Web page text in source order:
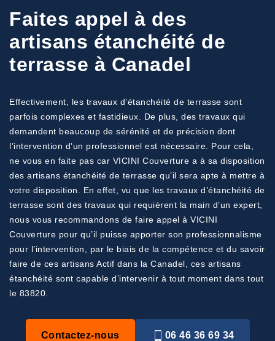
Faites appel à des
artisans étanchéité de
terrasse à Canadel
Effectivement, les travaux d’étanchéité de terrasse sont
parfois complexes et fastidieux. De plus, des travaux qui
demandent beaucoup de sérénité et de précision dont
l’intervention d’un professionnel est nécessaire. Pour cela,
ne vous en faite pas car VICINI Couverture a à sa disposition
des artisans étanchéité de terrasse qu’il sera apte à mettre à
votre disposition. En effet, vu que les travaux d’étanchéité de
terrasse sont des travaux qui requièrent la main d’un expert,
nous vous recommandons de faire appel à VICINI
Couverture pour qu’il puisse apporter son professionnalisme
pour l’intervention, par le biais de la compétence et du savoir
faire de ces artisans Actif dans la Canadel, ces artisans
étanchéité sont capable d’intervenir à tout moment dans tout
le 83820.
Contactez-nous 06 46 36 69 34